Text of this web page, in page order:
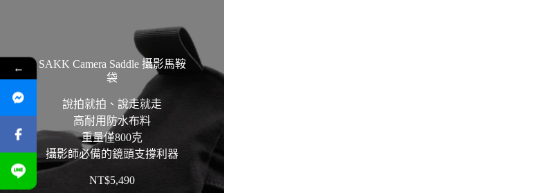
SAKK Camera Saddle 攝影馬鞍
袋
說拍就拍、說走就走
高耐用防水布料
重量僅800克
攝影師必備的鏡頭支撐利器
NT$5,490
←